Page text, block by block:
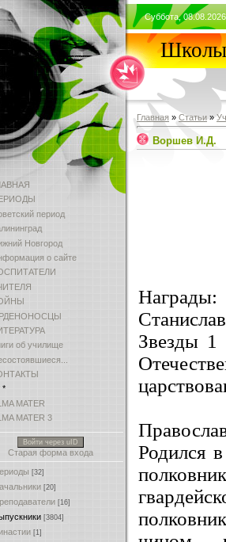
период
Новгород
о сайте
об училище
*
MATER
MATER 3
Войти через uID
Старая форма входа
[32]
[20]
[16]
[3804]
[1]
Суббота,
Школы
Главная » Статьи »
Воршев И.Д.
Звезды 1
Родился